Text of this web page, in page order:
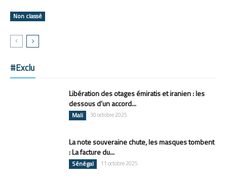
Non classé
#Exclu
Libération des otages émiratis et iranien : les
dessous d’un accord...
Mali 30 octobre 2025
La note souveraine chute, les masques tombent
: La facture du...
Sénégal 11 octobre 2025